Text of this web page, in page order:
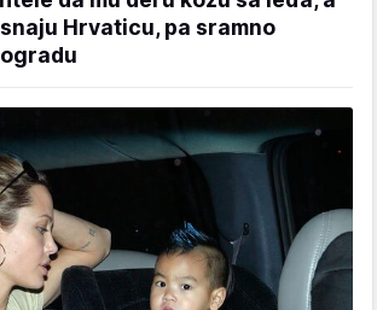
Hrvaticu, pa sramno